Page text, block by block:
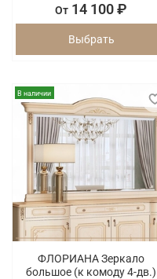
От 14 100 ₽
Выбрать
В наличии
ФЛОРИАНА Зеркало
большое (к комоду 4-дв.)